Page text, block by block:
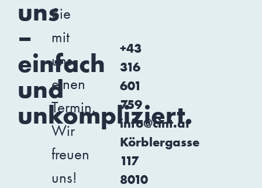
uns
–
einfach
und
unkompliziert.
Sie
mit
uns
einen
Termin.
Wir
freuen
uns!
Körblergasse
117
8010
+43
316
601
759
info@cint.at